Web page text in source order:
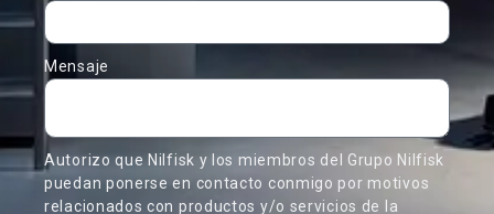
Mensaje
Autorizo que Nilfisk y los miembros del Grupo Nilfisk
puedan ponerse en contacto conmigo por motivos
relacionados con productos y/o servicios de la